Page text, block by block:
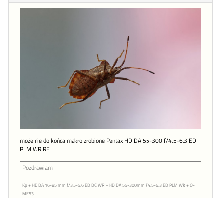
może nie do końca makro zrobione Pentax HD DA 55-300 f/4.5-6.3 ED
PLM WR RE
Pozdrawiam
Kp + HD DA 16-85 mm f/3.5-5.6 ED DC WR + HD DA 55-300mm F4.5-6.3 ED PLM WR + O-
ME53